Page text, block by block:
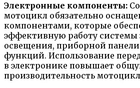
Электронные компоненты:
мотоцикл обязательно
компонентами, которые
эффективную работу системы
освещения, приборной
функций. Использование
в электронике повышает
производительность